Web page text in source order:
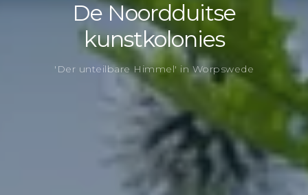
De Noordduitse
kunstkolonies
'Der unteilbare Himmel' in Worpswede